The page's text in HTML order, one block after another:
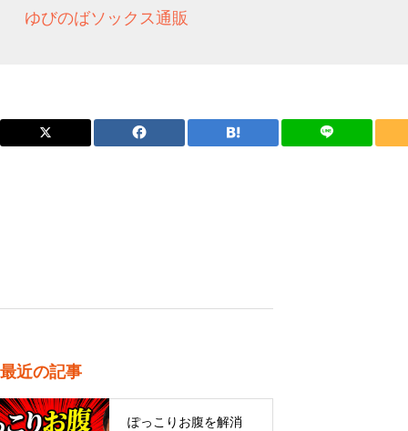
ゆびのばソックス通販
最近の記事
ぽっこりお腹を解消